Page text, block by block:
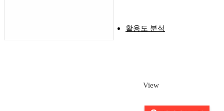
활용도 분석
View